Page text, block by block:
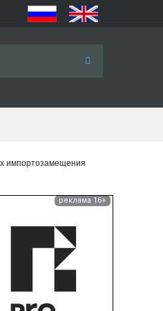
импортозамещения
реклама 16+